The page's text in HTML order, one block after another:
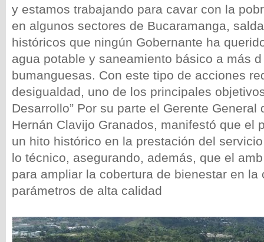
y estamos trabajando para cavar con la
en algunos sectores de Bucaramanga,
históricos que ningún Gobernante ha
agua potable y saneamiento básico a más
bumanguesas. Con este tipo de acciones
desigualdad, uno de los principales
Desarrollo” Por su parte el Gerente General
Hernán Clavijo Granados, manifestó que el
un hito histórico en la prestación del
lo técnico, asegurando, además, que el
para ampliar la cobertura de bienestar en la
parámetros de alta calidad